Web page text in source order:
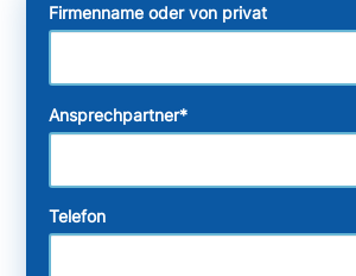
Firmenname oder von privat
Ansprechpartner*
Telefon